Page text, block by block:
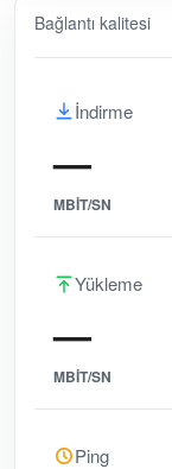
0
Bağlantı kalitesi
İndirme
—
MBIT/SN
Yükleme
—
MBIT/SN
Ping